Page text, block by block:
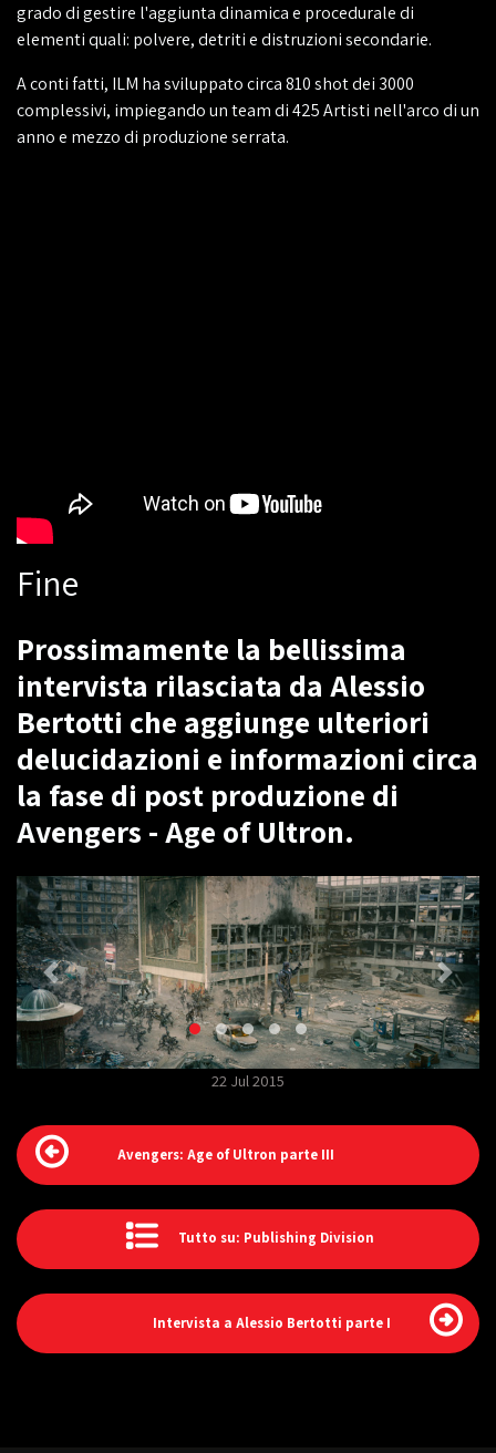
grado di gestire l'aggiunta dinamica e procedurale di
elementi quali: polvere, detriti e distruzioni secondarie.
A conti fatti, ILM ha sviluppato circa 810 shot dei 3000
complessivi, impiegando un team di 425 Artisti nell'arco di un
anno e mezzo di produzione serrata.
Fine
Prossimamente la bellissima
intervista rilasciata da Alessio
Bertotti che aggiunge ulteriori
delucidazioni e informazioni circa
la fase di post produzione di
Avengers - Age of Ultron.
22 Jul 2015
Avengers: Age of Ultron parte III
Tutto su: Publishing Division
Intervista a Alessio Bertotti parte I